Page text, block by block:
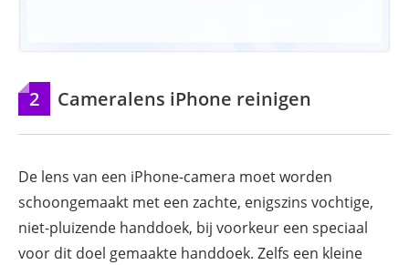
2 Cameralens iPhone reinigen
De lens van een iPhone-camera moet worden
schoongemaakt met een zachte, enigszins vochtige,
niet-pluizende handdoek, bij voorkeur een speciaal
voor dit doel gemaakte handdoek. Zelfs een kleine